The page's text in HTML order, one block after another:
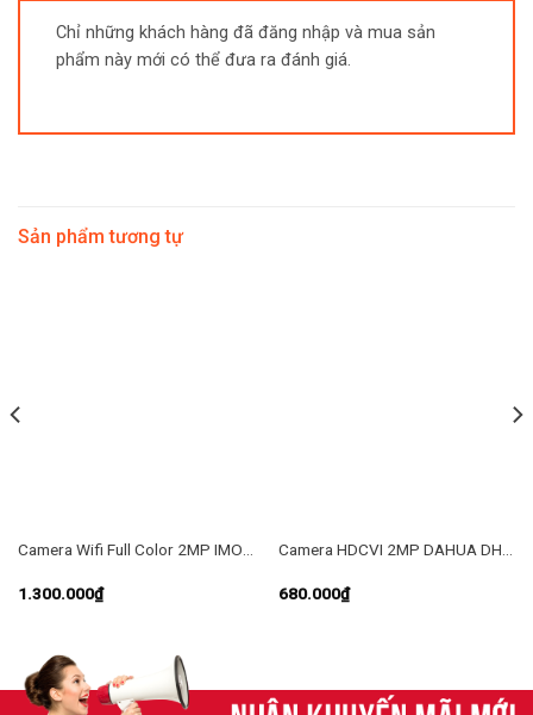
Chỉ những khách hàng đã đăng nhập và mua sản
phẩm này mới có thể đưa ra đánh giá.
Sản phẩm tương tự
Camera Wifi Full Color 2MP IMOU IPC-F26FEP
1.300.000₫
Camera HDCVI 2MP DAHUA DH-HAC-HFW1200TP-S5
680.000₫